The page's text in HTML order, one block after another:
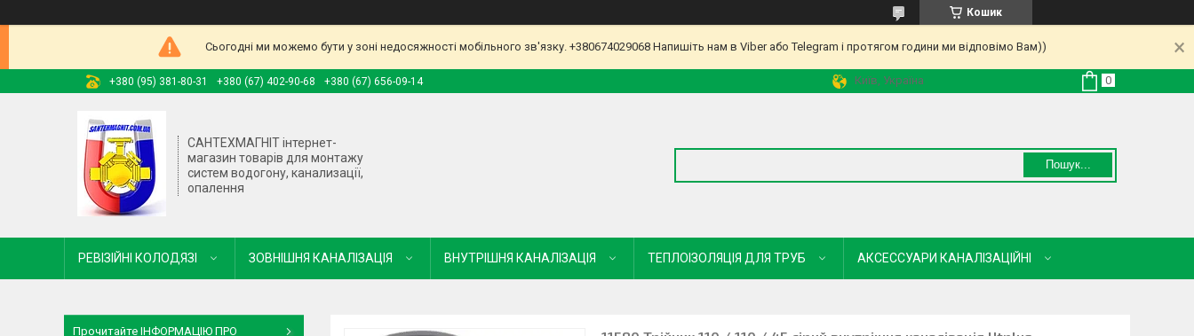
Кошик
Сьогодні ми можемо бути у зоні недосяжності мобільного зв'язку. +380674029068 Напишіть нам в Viber або Telegram і протягом години ми відповімо Вам))
+380 (95) 381-80-31 +380 (67) 402-90-68 +380 (67) 656-09-14 Київ, Україна
САНТЕХМАГНІТ інтернет-
магазин товарів для монтажу
систем водогону, канализації,
опалення
Пошук...
РЕВІЗІЙНІ КОЛОДЯЗІ ЗОВНІШНЯ КАНАЛІЗАЦІЯ ВНУТРІШНЯ КАНАЛІЗАЦІЯ ТЕПЛОІЗОЛЯЦІЯ ДЛЯ ТРУБ АКСЕССУАРИ КАНАЛІЗАЦІЙНІ
Прочитайте ІНФОРМАЦІЮ ПРО